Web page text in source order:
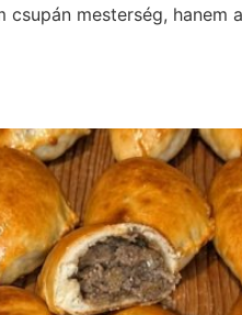
csupán mesterség,